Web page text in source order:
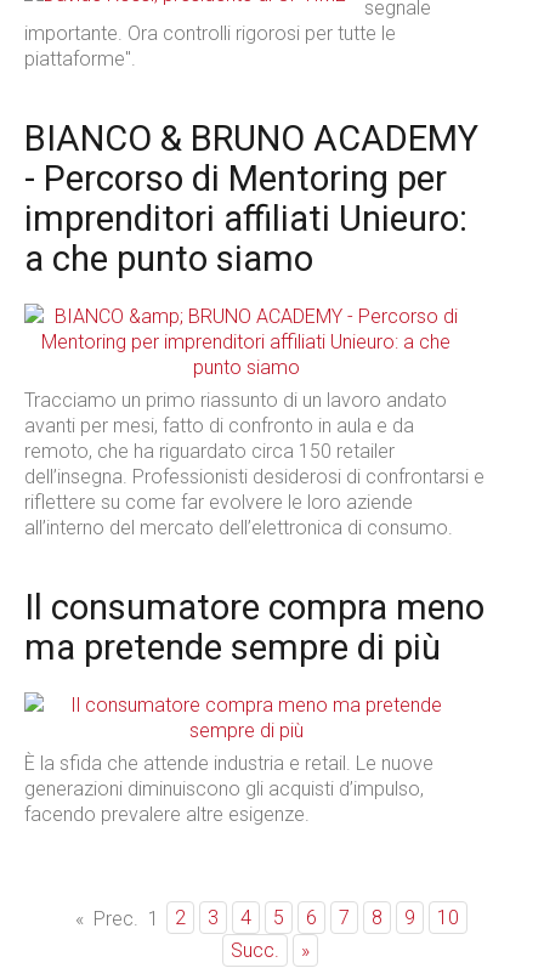
segnale
importante. Ora controlli rigorosi per tutte le
piattaforme".
BIANCO & BRUNO ACADEMY
- Percorso di Mentoring per
imprenditori affiliati Unieuro:
a che punto siamo
Tracciamo un primo riassunto di un lavoro andato
avanti per mesi, fatto di confronto in aula e da
remoto, che ha riguardato circa 150 retailer
dell’insegna. Professionisti desiderosi di confrontarsi e
riflettere su come far evolvere le loro aziende
all’interno del mercato dell’elettronica di consumo.
Il consumatore compra meno
ma pretende sempre di più
È la sfida che attende industria e retail. Le nuove
generazioni diminuiscono gli acquisti d’impulso,
facendo prevalere altre esigenze.
« Prec. 1 2 3 4 5 6 7 8 9
10
Succ.
»